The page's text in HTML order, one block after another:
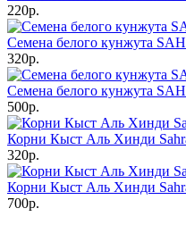
220р.
Семена белого кунжута
320р.
Семена белого кунжута
500р.
Корни Кыст Аль Хинди
320р.
Корни Кыст Аль Хинди
700р.